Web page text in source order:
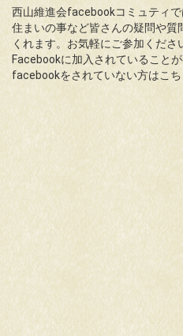
西山維進会facebookコミュティ
住まいの事など皆さんの疑問や質
くれます。お気軽にご参加くださ
Facebookに加入されていること
facebookをされていない方はこ